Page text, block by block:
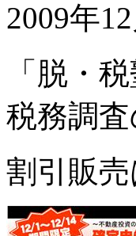
2009年
「脱・
税務調
割引販